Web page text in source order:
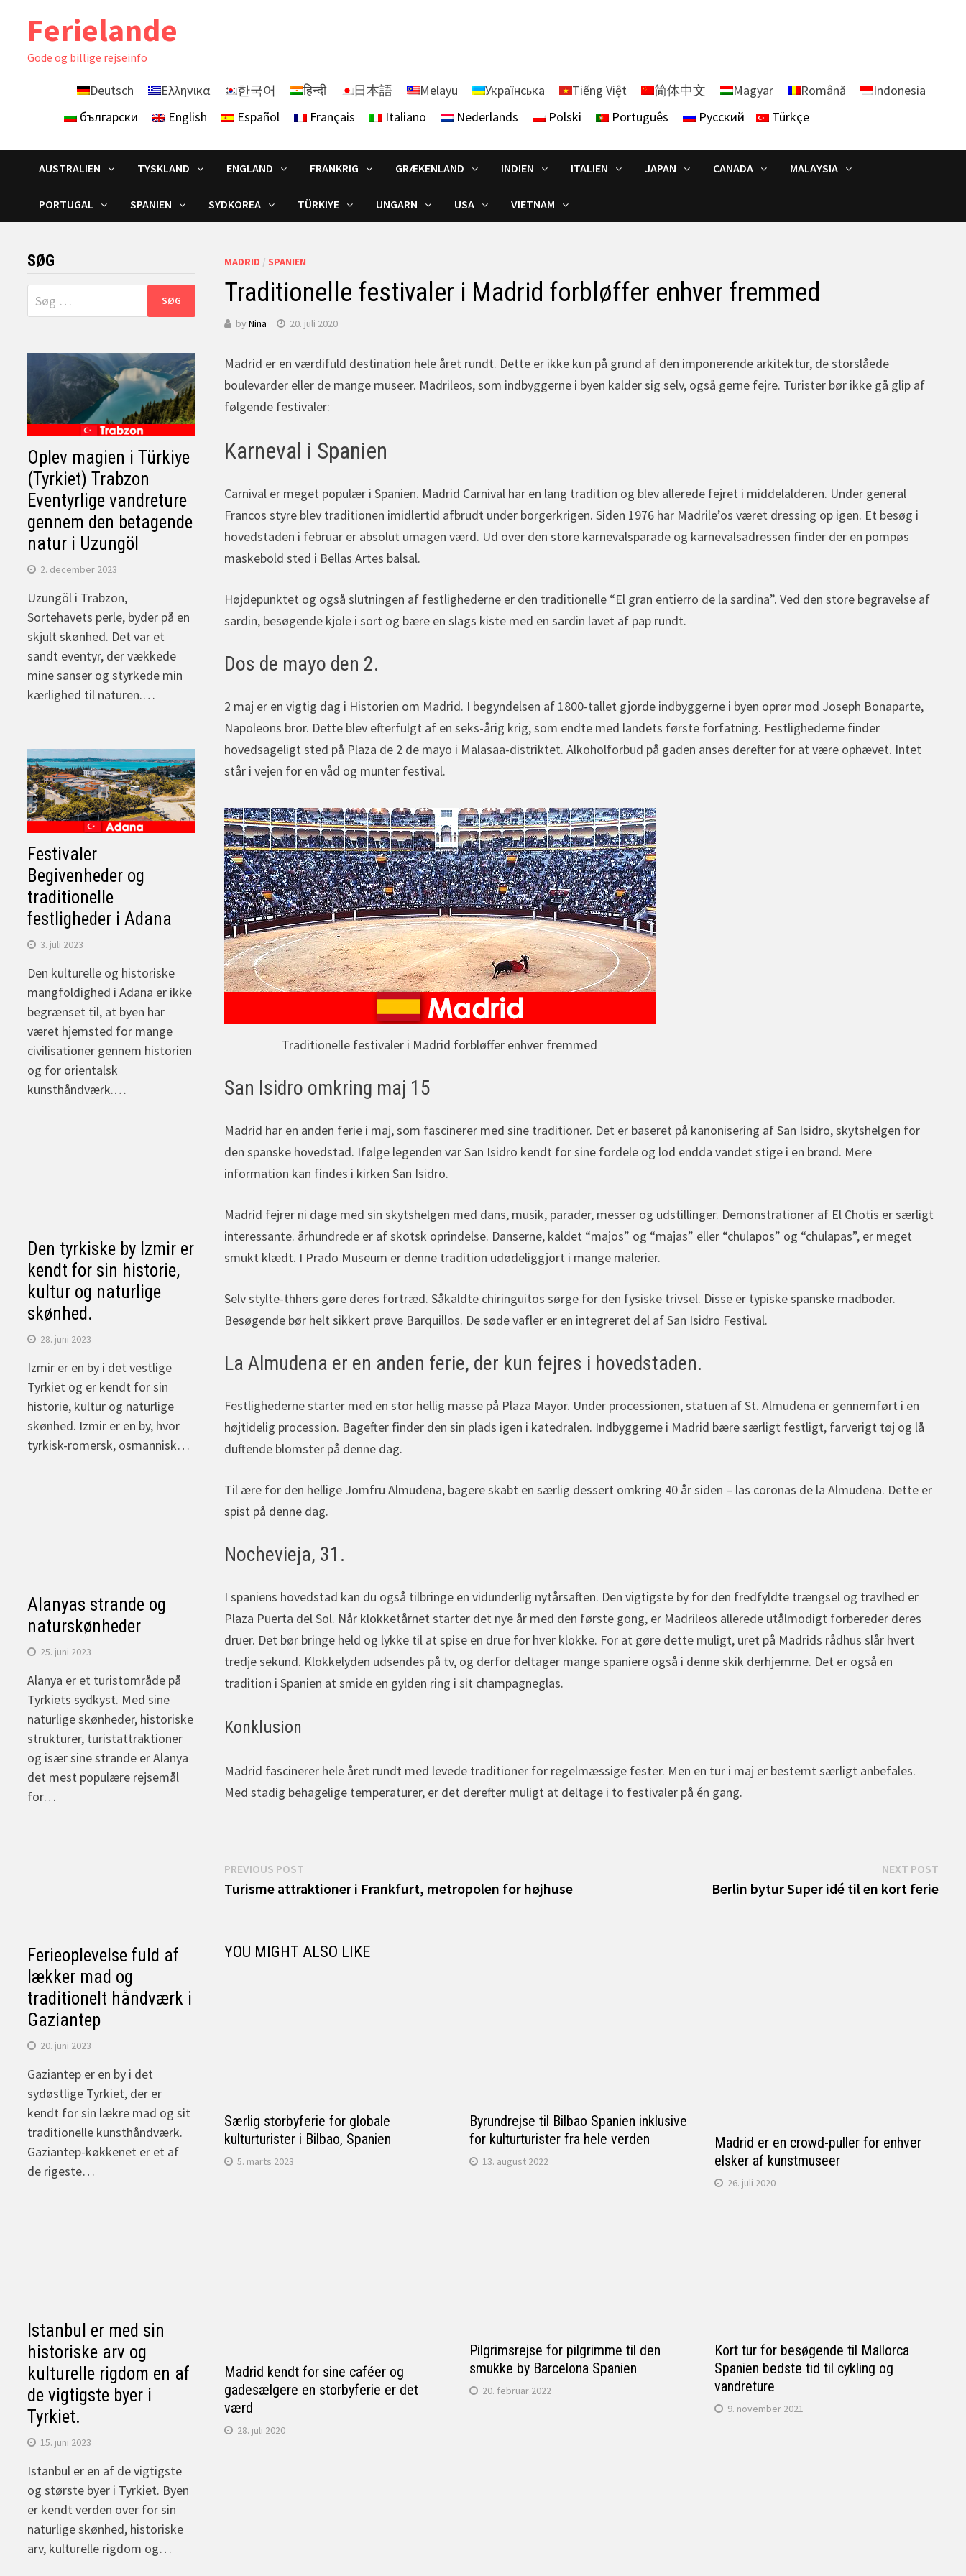
Ferielande
Gode ​​og billige rejseinfo
Deutsch Ελληνικα 한국어 हिन्दी 日本語 Melayu Українська Tiếng Việt 简体中文 Magyar Română
Indonesia
български
English Español Français Italiano Nederlands Polski Português Русский Türkçe
AUSTRALIEN TYSKLAND ENGLAND FRANKRIG GRÆKENLAND INDIEN ITALIEN JAPAN CANADA MALAYSIA
PORTUGAL SPANIEN SYDKOREA TÜRKIYE UNGARN USA VIETNAM
MADRID / SPANIEN
Traditionelle festivaler i Madrid forbløffer enhver fremmed
by Nina 20. juli 2020
Madrid er en værdifuld destination hele året rundt. Dette er ikke kun på grund af den imponerende arkitektur, de storslåede
boulevarder eller de mange museer. Madrileos, som indbyggerne i byen kalder sig selv, også gerne fejre. Turister bør ikke gå glip af
følgende festivaler:
Karneval i Spanien
Carnival er meget populær i Spanien. Madrid Carnival har en lang tradition og blev allerede fejret i middelalderen. Under general
Francos styre blev traditionen imidlertid afbrudt under borgerkrigen. Siden 1976 har Madrile’os været dressing op igen. Et besøg i
hovedstaden i februar er absolut umagen værd. Ud over den store karnevalsparade og karnevalsadressen finder der en pompøs
maskebold sted i Bellas Artes balsal.
Højdepunktet og også slutningen af festlighederne er den traditionelle “El gran entierro de la sardina”. Ved den store begravelse af
sardin, besøgende kjole i sort og bære en slags kiste med en sardin lavet af pap rundt.
Dos de mayo den 2.
2 maj er en vigtig dag i Historien om Madrid. I begyndelsen af 1800-tallet gjorde indbyggerne i byen oprør mod Joseph Bonaparte,
Napoleons bror. Dette blev efterfulgt af en seks-årig krig, som endte med landets første forfatning. Festlighederne finder
hovedsageligt sted på Plaza de 2 de mayo i Malasaa-distriktet. Alkoholforbud på gaden anses derefter for at være ophævet. Intet
står i vejen for en våd og munter festival.
Traditionelle festivaler i Madrid forbløffer enhver fremmed
San Isidro omkring maj 15
Madrid har en anden ferie i maj, som fascinerer med sine traditioner. Det er baseret på kanonisering af San Isidro, skytshelgen for
den spanske hovedstad. Ifølge legenden var San Isidro kendt for sine fordele og lod endda vandet stige i en brønd. Mere
information kan findes i kirken San Isidro.
Madrid fejrer ni dage med sin skytshelgen med dans, musik, parader, messer og udstillinger. Demonstrationer af El Chotis er særligt
interessante. århundrede er af skotsk oprindelse. Danserne, kaldet “majos” og “majas” eller “chulapos” og “chulapas”, er meget
smukt klædt. I Prado Museum er denne tradition udødeliggjort i mange malerier.
Selv stylte-thhers gøre deres fortræd. Såkaldte chiringuitos sørge for den fysiske trivsel. Disse er typiske spanske madboder.
Besøgende bør helt sikkert prøve Barquillos. De søde vafler er en integreret del af San Isidro Festival.
La Almudena er en anden ferie, der kun fejres i hovedstaden.
Festlighederne starter med en stor hellig masse på Plaza Mayor. Under processionen, statuen af St. Almudena er gennemført i en
højtidelig procession. Bagefter finder den sin plads igen i katedralen. Indbyggerne i Madrid bære særligt festligt, farverigt tøj og lå
duftende blomster på denne dag.
Til ære for den hellige Jomfru Almudena, bagere skabt en særlig dessert omkring 40 år siden – las coronas de la Almudena. Dette er
spist på denne dag.
Nochevieja, 31.
I spaniens hovedstad kan du også tilbringe en vidunderlig nytårsaften. Den vigtigste by for den fredfyldte trængsel og travlhed er
Plaza Puerta del Sol. Når klokketårnet starter det nye år med den første gong, er Madrileos allerede utålmodigt forbereder deres
druer. Det bør bringe held og lykke til at spise en drue for hver klokke. For at gøre dette muligt, uret på Madrids rådhus slår hvert
tredje sekund. Klokkelyden udsendes på tv, og derfor deltager mange spaniere også i denne skik derhjemme. Det er også en
tradition i Spanien at smide en gylden ring i sit champagneglas.
Konklusion
Madrid fascinerer hele året rundt med levede traditioner for regelmæssige fester. Men en tur i maj er bestemt særligt anbefales.
Med stadig behagelige temperaturer, er det derefter muligt at deltage i to festivaler på én gang.
Indlægsnavigation
PREVIOUS POSTPrevious
post:
Turisme attraktioner i Frankfurt, metropolen for højhuse
NEXT POSTNext
post:
Berlin bytur Super idé til en kort ferie
YOU MIGHT ALSO LIKE
Særlig storbyferie for globale
kulturturister i Bilbao, Spanien
5. marts 2023
Byrundrejse til Bilbao Spanien inklusive
for kulturturister fra hele verden
13. august 2022
Madrid er en crowd-puller for enhver
elsker af kunstmuseer
26. juli 2020
Madrid kendt for sine caféer og
gadesælgere en storbyferie er det
værd
28. juli 2020
Pilgrimsrejse for pilgrimme til den
smukke by Barcelona Spanien
20. februar 2022
Kort tur for besøgende til Mallorca
Spanien bedste tid til cykling og
vandreture
9. november 2021
SØG
Søg
efter:
Oplev magien i Türkiye
(Tyrkiet) Trabzon
Eventyrlige vandreture
gennem den betagende
natur i Uzungöl
2. december 2023
Uzungöl i Trabzon,
Sortehavets perle, byder på en
skjult skønhed. Det var et
sandt eventyr, der vækkede
mine sanser og styrkede min
kærlighed til naturen.…
Festivaler
Begivenheder og
traditionelle
festligheder i Adana
3. juli 2023
Den kulturelle og historiske
mangfoldighed i Adana er ikke
begrænset til, at byen har
været hjemsted for mange
civilisationer gennem historien
og for orientalsk
kunsthåndværk.…
Den tyrkiske by Izmir er
kendt for sin historie,
kultur og naturlige
skønhed.
28. juni 2023
Izmir er en by i det vestlige
Tyrkiet og er kendt for sin
historie, kultur og naturlige
skønhed. Izmir er en by, hvor
tyrkisk-romersk, osmannisk…
Alanyas strande og
naturskønheder
25. juni 2023
Alanya er et turistområde på
Tyrkiets sydkyst. Med sine
naturlige skønheder, historiske
strukturer, turistattraktioner
og især sine strande er Alanya
det mest populære rejsemål
for…
Ferieoplevelse fuld af
lækker mad og
traditionelt håndværk i
Gaziantep
20. juni 2023
Gaziantep er en by i det
sydøstlige Tyrkiet, der er
kendt for sin lækre mad og sit
traditionelle kunsthåndværk.
Gaziantep-køkkenet er et af
de rigeste…
Istanbul er med sin
historiske arv og
kulturelle rigdom en af
de vigtigste byer i
Tyrkiet.
15. juni 2023
Istanbul er en af de vigtigste
og største byer i Tyrkiet. Byen
er kendt verden over for sin
naturlige skønhed, historiske
arv, kulturelle rigdom og…